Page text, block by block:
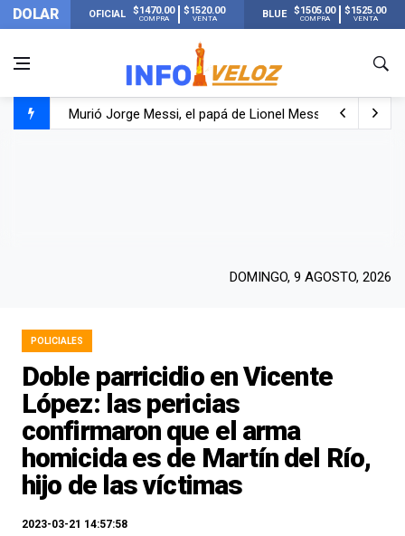
DOLAR OFICIAL $1470.00
COMPRA
$1520.00
VENTA BLUE $1505.00
COMPRA
$1525.00
VENTA
Murió Jorge Messi, el papá de Lionel Messi
DOMINGO, 9 AGOSTO, 2026
POLICIALES
Doble parricidio en Vicente
López: las pericias
confirmaron que el arma
homicida es de Martín del Río,
hijo de las víctimas
2023-03-21 14:57:58